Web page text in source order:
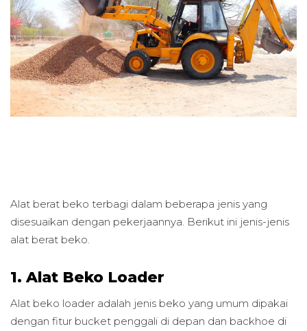
Alat berat beko terbagi dalam beberapa jenis yang
disesuaikan dengan pekerjaannya. Berikut ini jenis-jenis
alat berat beko.
1. Alat Beko Loader
Alat beko loader adalah jenis beko yang umum dipakai
dengan fitur bucket penggali di depan dan backhoe di